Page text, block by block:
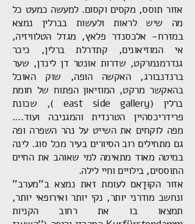
אזור תוסס, מקסים וקסום. למעשה כמעט כל
מה שיש לראות ולעשות בברלין נמצא
במזרח- אלכסנדר פלאץ, מגדל הטלוויזיה,
אי המוזיאונים, קתדרלת ברלין, כיכר
גנדרמנמרקט, שדרות אונטר דן לינדן, שער
ברנדנבורג, האקשה הופה, שוק האוכל
בהאקשר מרקט, המוזיאון הפתוח של חומת
ברלין (east side gallery ), שכונת
פרידריכסהיין הטרנדית והמגניבה ועוד….
מפה לוקחים את השייט על נהר השפרה ופה
גם מתחילים רוב הסיורים בעיר מכל סוג. לינה
במיטה מאוד מתאימה למי שאוהב את החיים
התוססים, בילויים וחיי לילה.
אזור הקוּדָאם לעומת זאת נמצא ב''מערב''
ונחשב מודרני יותר, נקי יותר ואירופאי יותר,
תמצאו בו את רחוב הקניות